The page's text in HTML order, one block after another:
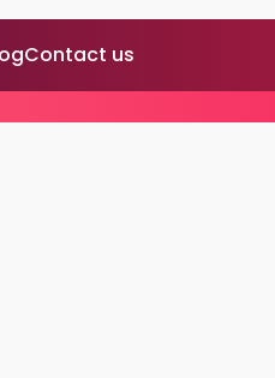
Contact us